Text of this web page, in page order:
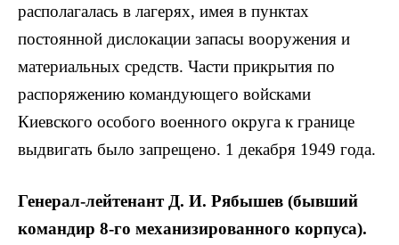
располагалась в лагерях, имея в пунктах
постоянной дислокации запасы вооружения и
материальных средств. Части прикрытия по
распоряжению командующего войсками
Киевского особого военного округа к границе
выдвигать было запрещено. 1 декабря 1949 года.
Генерал-лейтенант Д. И. Рябышев (бывший
командир 8-го механизированного корпуса).